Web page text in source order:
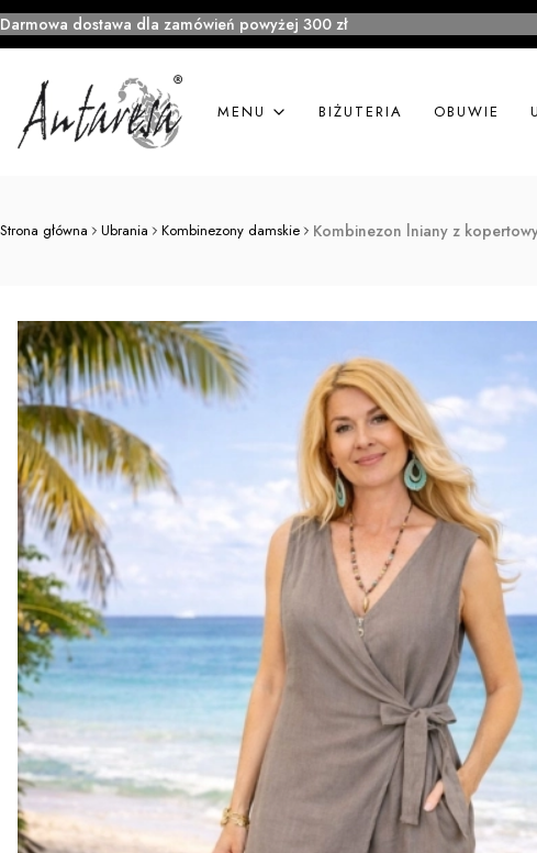
Darmowa dostawa dla zamówień powyżej 300 zł
MENU BIŻUTERIA OBUWIE
Strona główna Ubrania Kombinezony damskie Kombinezon lniany z